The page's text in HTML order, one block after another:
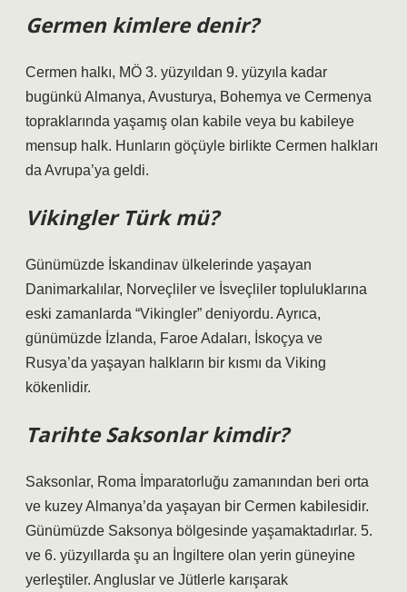
Germen kimlere denir?
Cermen halkı, MÖ 3. yüzyıldan 9. yüzyıla kadar
bugünkü Almanya, Avusturya, Bohemya ve Cermenya
topraklarında yaşamış olan kabile veya bu kabileye
mensup halk. Hunların göçüyle birlikte Cermen halkları
da Avrupa’ya geldi.
Vikingler Türk mü?
Günümüzde İskandinav ülkelerinde yaşayan
Danimarkalılar, Norveçliler ve İsveçliler topluluklarına
eski zamanlarda “Vikingler” deniyordu. Ayrıca,
günümüzde İzlanda, Faroe Adaları, İskoçya ve
Rusya’da yaşayan halkların bir kısmı da Viking
kökenlidir.
Tarihte Saksonlar kimdir?
Saksonlar, Roma İmparatorluğu zamanından beri orta
ve kuzey Almanya’da yaşayan bir Cermen kabilesidir.
Günümüzde Saksonya bölgesinde yaşamaktadırlar. 5.
ve 6. yüzyıllarda şu an İngiltere olan yerin güneyine
yerleştiler. Angluslar ve Jütlerle karışarak